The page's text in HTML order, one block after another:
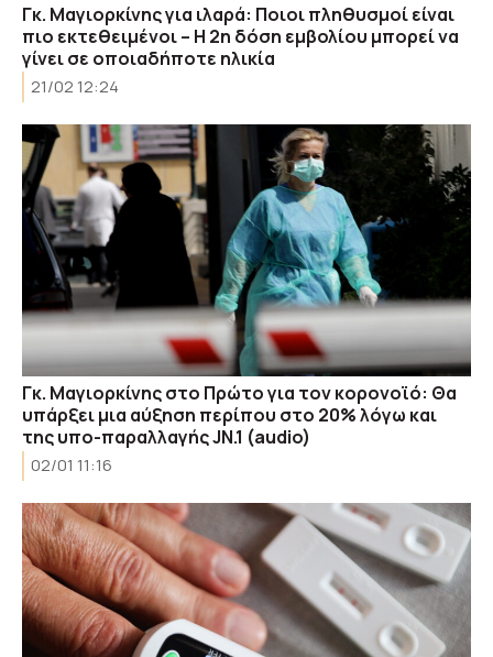
Γκ. Μαγιορκίνης για ιλαρά: Ποιοι πληθυσμοί είναι
πιο εκτεθειμένοι – Η 2η δόση εμβολίου μπορεί να
γίνει σε οποιαδήποτε ηλικία
21/02 12:24
Γκ. Μαγιορκίνης στο Πρώτο για τον κορονοϊό: Θα
υπάρξει μια αύξηση περίπου στο 20% λόγω και
της υπο-παραλλαγής JN.1 (audio)
02/01 11:16